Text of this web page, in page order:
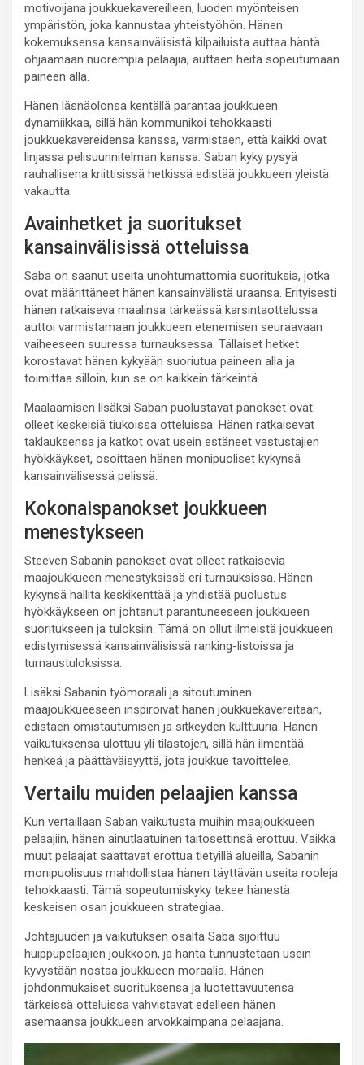
motivoijana joukkuekavereilleen, luoden myönteisen
ympäristön, joka kannustaa yhteistyöhön. Hänen
kokemuksensa kansainvälisistä kilpailuista auttaa häntä
ohjaamaan nuorempia pelaajia, auttaen heitä sopeutumaan
paineen alla.
Hänen läsnäolonsa kentällä parantaa joukkueen
dynamiikkaa, sillä hän kommunikoi tehokkaasti
joukkuekavereidensa kanssa, varmistaen, että kaikki ovat
linjassa pelisuunnitelman kanssa. Saban kyky pysyä
rauhallisena kriittisissä hetkissä edistää joukkueen yleistä
vakautta.
Avainhetket ja suoritukset
kansainvälisissä otteluissa
Saba on saanut useita unohtumattomia suorituksia, jotka
ovat määrittäneet hänen kansainvälistä uraansa. Erityisesti
hänen ratkaiseva maalinsa tärkeässä karsintaottelussa
auttoi varmistamaan joukkueen etenemisen seuraavaan
vaiheeseen suuressa turnauksessa. Tällaiset hetket
korostavat hänen kykyään suoriutua paineen alla ja
toimittaa silloin, kun se on kaikkein tärkeintä.
Maalaamisen lisäksi Saban puolustavat panokset ovat
olleet keskeisiä tiukoissa otteluissa. Hänen ratkaisevat
taklauksensa ja katkot ovat usein estäneet vastustajien
hyökkäykset, osoittaen hänen monipuoliset kykynsä
kansainvälisessä pelissä.
Kokonaispanokset joukkueen
menestykseen
Steeven Sabanin panokset ovat olleet ratkaisevia
maajoukkueen menestyksissä eri turnauksissa. Hänen
kykynsä hallita keskikenttää ja yhdistää puolustus
hyökkäykseen on johtanut parantuneeseen joukkueen
suoritukseen ja tuloksiin. Tämä on ollut ilmeistä joukkueen
edistymisessä kansainvälisissä ranking-listoissa ja
turnaustuloksissa.
Lisäksi Sabanin työmoraali ja sitoutuminen
maajoukkueeseen inspiroivat hänen joukkuekavereitaan,
edistäen omistautumisen ja sitkeyden kulttuuria. Hänen
vaikutuksensa ulottuu yli tilastojen, sillä hän ilmentää
henkeä ja päättäväisyyttä, jota joukkue tavoittelee.
Vertailu muiden pelaajien kanssa
Kun vertaillaan Saban vaikutusta muihin maajoukkueen
pelaajiin, hänen ainutlaatuinen taitosettinsä erottuu. Vaikka
muut pelaajat saattavat erottua tietyillä alueilla, Sabanin
monipuolisuus mahdollistaa hänen täyttävän useita rooleja
tehokkaasti. Tämä sopeutumiskyky tekee hänestä
keskeisen osan joukkueen strategiaa.
Johtajuuden ja vaikutuksen osalta Saba sijoittuu
huippupelaajien joukkoon, ja häntä tunnustetaan usein
kyvystään nostaa joukkueen moraalia. Hänen
johdonmukaiset suorituksensa ja luotettavuutensa
tärkeissä otteluissa vahvistavat edelleen hänen
asemaansa joukkueen arvokkaimpana pelaajana.